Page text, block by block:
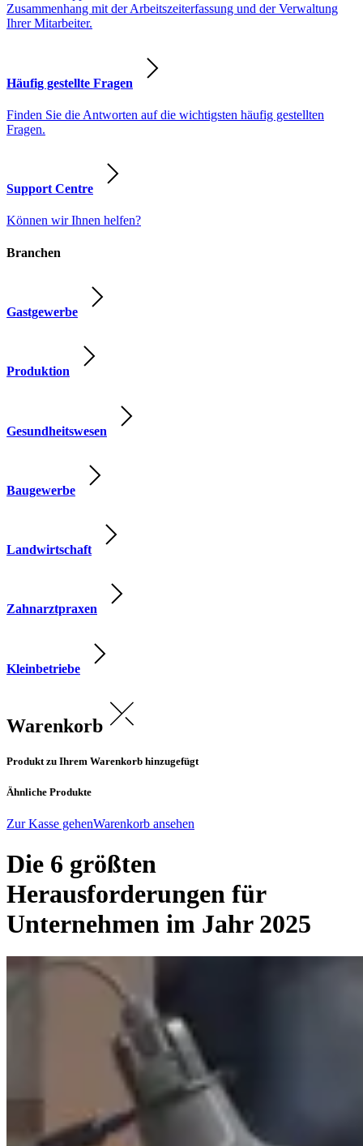
Zusammenhang mit der Arbeitszeiterfassung und der Verwaltung
Ihrer Mitarbeiter.
Häufig gestellte Fragen
Finden Sie die Antworten auf die wichtigsten häufig gestellten
Fragen.
Support Centre
Können wir Ihnen helfen?
Branchen
Gastgewerbe
Produktion
Gesundheitswesen
Baugewerbe
Landwirtschaft
Zahnarztpraxen
Kleinbetriebe
Warenkorb
Produkt zu Ihrem Warenkorb hinzugefügt
Ähnliche Produkte
Zur Kasse gehenWarenkorb ansehen
Die 6 größten
Herausforderungen für
Unternehmen im Jahr 2025